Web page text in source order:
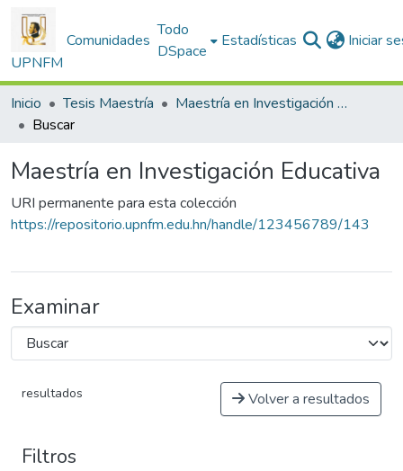
UPNFM
Comunidades
Todo
DSpace
Estadísticas Iniciar
Inicio Tesis Maestría
Maestría en Investigación Educativa
Buscar
Maestría en Investigación Educativa
URI permanente para esta colección
https://repositorio.upnfm.edu.hn/handle/123456789/143
Examinar
resultados Volver a resultados
Filtros